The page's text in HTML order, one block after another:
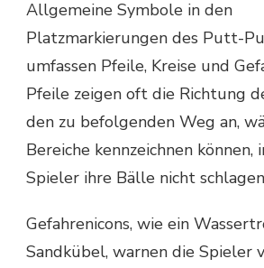
Allgemeine Symbole in den
Platzmarkierungen des Putt-
umfassen Pfeile, Kreise und
Pfeile zeigen oft die Richtung
den zu befolgenden Weg an,
Bereiche kennzeichnen können,
Spieler ihre Bälle nicht
Gefahrenicons, wie ein
Sandkübel, warnen die Spieler